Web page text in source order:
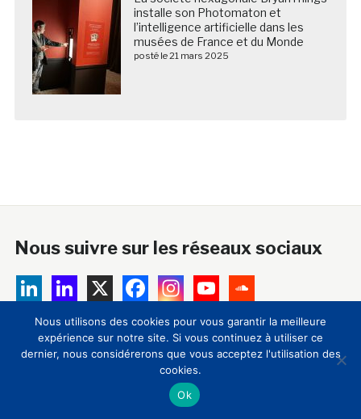
installe son Photomaton et
l’intelligence artificielle dans les
musées de France et du Monde
posté le 21 mars 2025
Nous suivre sur les réseaux sociaux
A propos
18 ans après sa création, le Club Innovation & Culture
CLIC est devenu la principale plateforme
Nous utilisons des cookies pour vous garantir la meilleure
expérience sur notre site. Si vous continuez à utiliser ce
dernier, nous considérerons que vous acceptez l'utilisation des
cookies.
Ok